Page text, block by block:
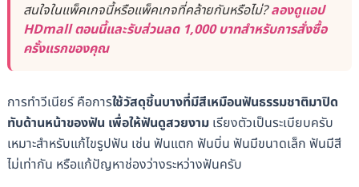
สนใจในแพ็คเกจนี้หรือแพ็คเกจที่คล้ายกันหรือไม่?ลองดูแอป
HDmall ตอนนี้และรับส่วนลด 1,000 บาทสำหรับการสั่งซื้อ
ครั้งแรกของคุณ
การทำวีเนียร์ คือการใช้วัสดุชิ้นบางที่มีสีเหมือนฟันธรรมชาติมาปิด
ทับด้านหน้าของฟัน เพื่อให้ฟันดูสวยงามเรียงตัวเป็นระเบียบครับ
เหมาะสำหรับแก้ไขรูปฟัน เช่น ฟันแตก ฟันบิ่น ฟันมีขนาดเล็ก ฟันมีสี
ไม่เท่ากัน หรือแก้ปัญหาช่องว่างระหว่างฟันครับ